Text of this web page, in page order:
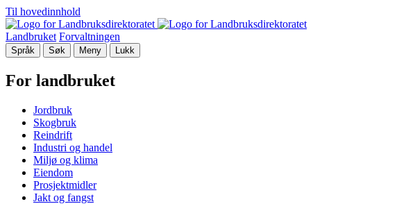
Til hovedinnhold
Landbruket Forvaltningen
Språk Søk Meny Lukk
For landbruket
Jordbruk
Skogbruk
Reindrift
Industri og handel
Miljø og klima
Eiendom
Prosjektmidler
Jakt og fangst